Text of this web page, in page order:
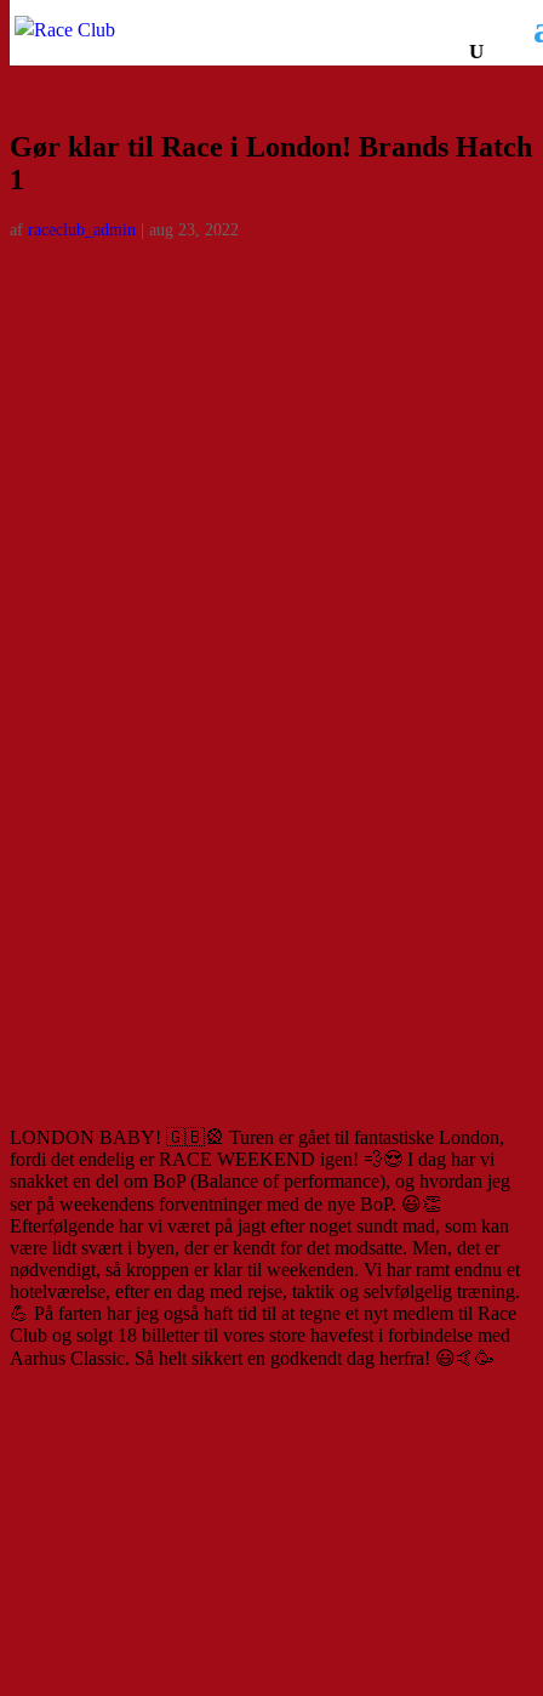
Gør klar til Race i London! Brands Hatch
1
af raceclub_admin aug 23, 2022
LONDON BABY! 🇬🇧🎡 Turen er gået til fantastiske London,
fordi det endelig er RACE WEEKEND igen! 💨😍 I dag har vi
snakket en del om BoP (Balance of performance), og hvordan jeg
ser på weekendens forventninger med de nye BoP. 😃👏
Efterfølgende har vi været på jagt efter noget sundt mad, som kan
være lidt svært i byen, der er kendt for det modsatte. Men, det er
nødvendigt, så kroppen er klar til weekenden. Vi har ramt endnu et
hotelværelse, efter en dag med rejse, taktik og selvfølgelig træning.
💪 På farten har jeg også haft tid til at tegne et nyt medlem til Race
Club og solgt 18 billetter til vores store havefest i forbindelse med
Aarhus Classic. Så helt sikkert en godkendt dag herfra! 😃🤙🥳